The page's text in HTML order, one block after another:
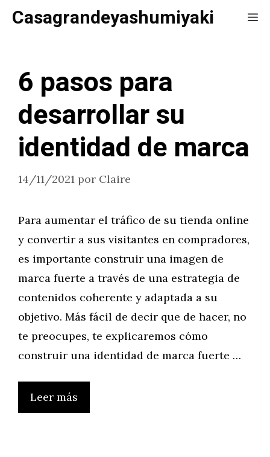
SaltarCasagrandeyashumiyaki
6 pasos para
desarrollar su
identidad de marca
14/11/2021 por Claire
Para aumentar el tráfico de su tienda online
y convertir a sus visitantes en compradores,
es importante construir una imagen de
marca fuerte a través de una estrategia de
contenidos coherente y adaptada a su
objetivo. Más fácil de decir que de hacer, no
te preocupes, te explicaremos cómo
construir una identidad de marca fuerte …
Leer más